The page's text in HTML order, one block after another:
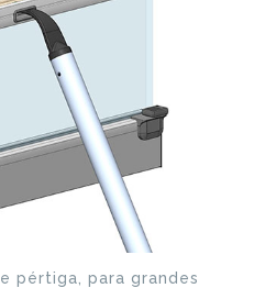
pértiga, para grandes